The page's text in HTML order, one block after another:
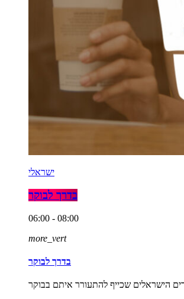
ישראלי
בדרך לבוקר
06:00 - 08:00
more_vert
בדרך לבוקר
הישראלים שכייף להתעורר איתם בבוקר